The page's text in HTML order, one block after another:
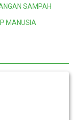
SAMPAH
MANUSIA